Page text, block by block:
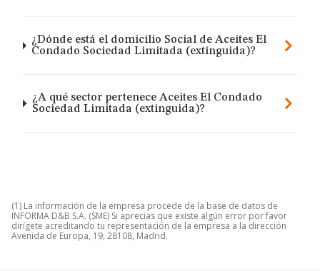
¿Dónde está el domicilio Social de Aceites El
Condado Sociedad Limitada (extinguida)?
¿A qué sector pertenece Aceites El Condado
Sociedad Limitada (extinguida)?
(1) La información de la empresa procede de la base de datos de
INFORMA D&B S.A. (SME) Si aprecias que existe algún error por favor
dirígete acreditando tu representación de la empresa a la dirección
Avenida de Europa, 19, 28108, Madrid.